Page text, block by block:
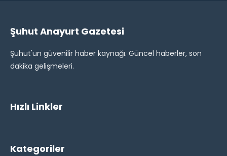
Şuhut Anayurt Gazetesi
Şuhut'un güvenilir haber kaynağı. Güncel haberler, son
dakika gelişmeleri.
Hızlı Linkler
Kategoriler